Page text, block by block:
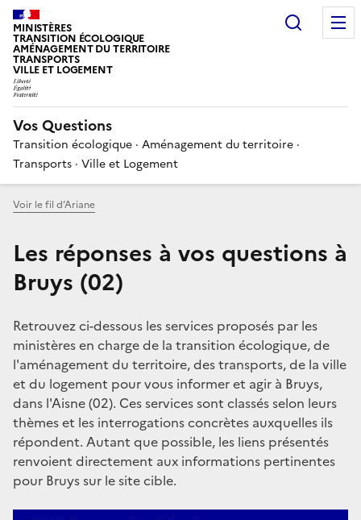
MINISTÈRES
TRANSITION ÉCOLOGIQUE
AMÉNAGEMENT DU TERRITOIRE
TRANSPORTS
VILLE ET LOGEMENT
Vos Questions
Transition écologique · Aménagement du territoire ·
Transports · Ville et Logement
Voir le fil d’Ariane
Les réponses à vos questions à
Bruys (02)
Retrouvez ci-dessous les services proposés par les
ministères en charge de la transition écologique, de
l'aménagement du territoire, des transports, de la ville
et du logement pour vous informer et agir à Bruys,
dans l'Aisne (02). Ces services sont classés selon leurs
thèmes et les interrogations concrètes auxquelles ils
répondent. Autant que possible, les liens présentés
renvoient directement aux informations pertinentes
pour Bruys sur le site cible.